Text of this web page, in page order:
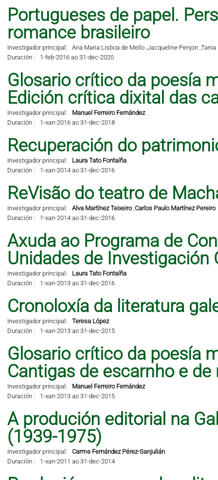
Portugueses de papel.
romance brasileiro
Investigador principal: Ana Maria Lisboa de Mello ,Jacqueline Penjon ,Tania
Duración :
1-feb-2016 ao 31-dec-2020
Glosario crítico da poesía
Edición crítica dixital das
Investigador principal:
Manuel Ferreiro Fernández
Duración :
1-xan-2016 ao 31-dec-2018
Recuperación do
Investigador principal:
Laura Tato Fontaíña
Duración :
1-xan-2014 ao 31-dec-2016
ReVisão do teatro de
Investigador principal: Alva Martínez Teixeiro,Carlos Paulo Martínez Pereiro
Duración :
1-xan-2014 ao 31-dec-2016
Axuda ao Programa de
Unidades de Investigación
Investigador principal:
Laura Tato Fontaíña
Duración :
1-xan-2013 ao 31-dec-2016
Cronoloxía da literatura
Investigador principal:
Teresa López
Duración :
1-xan-2013 ao 31-dec-2015
Glosario crítico da poesía
Cantigas de escarnho e de
Investigador principal:
Manuel Ferreiro Fernández
Duración :
1-xan-2013 ao 31-dec-2015
A produción editorial na
(1939-1975)
Investigador principal:
Carme Fernández Pérez-Sanjulián
Duración :
1-xan-2011 ao 31-dec-2014